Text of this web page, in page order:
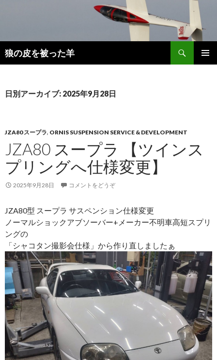
狼の皮を被った羊
検
索
ン
動
日別アーカイブ: 2025年9月28日
JZA80 スープラ, ORNIS SUSPENSION SERVICE & DEVELOPMENT
JZA80 スープラ 【ツインス
プリングへ仕様変更】
2025年9月28日 コメントをどうぞ
JZA80型 スープラ サスペンション仕様変更
ノーマルショックアブソーバー+メーカー不明車高短スプリ
ングの
「シャコタン撮影会仕様」から作り直しましたぁ